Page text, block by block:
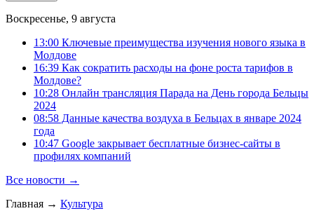
Воскресенье, 9 августа
13:00 Ключевые преимущества изучения нового языка в
Молдове
16:39 Как сократить расходы на фоне роста тарифов в
Молдове?
10:28 Онлайн трансляция Парада на День города Бельцы
2024
08:58 Данные качества воздуха в Бельцах в январе 2024
года
10:47 Google закрывает бесплатные бизнес-сайты в
профилях компаний
Все новости →
Главная → Культура